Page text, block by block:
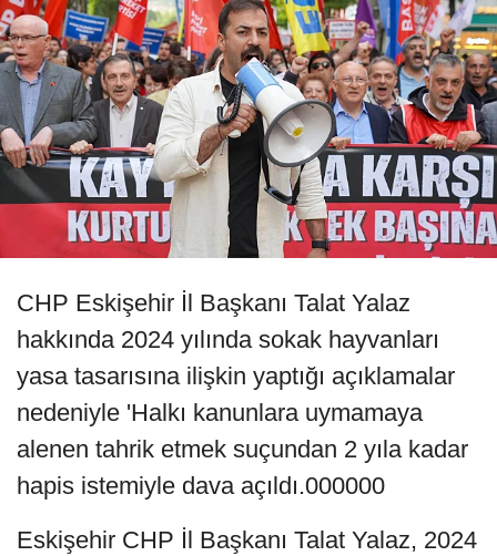
CHP Eskişehir İl Başkanı Talat Yalaz
hakkında 2024 yılında sokak hayvanları
yasa tasarısına ilişkin yaptığı açıklamalar
nedeniyle 'Halkı kanunlara uymamaya
alenen tahrik etmek suçundan 2 yıla kadar
hapis istemiyle dava açıldı.000000
Eskişehir CHP İl Başkanı Talat Yalaz, 2024